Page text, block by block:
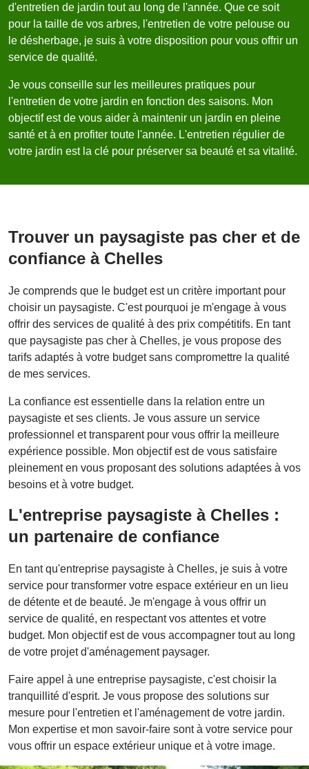
d'entretien de jardin tout au long de l'année. Que ce soit
pour la taille de vos arbres, l'entretien de votre pelouse ou
le désherbage, je suis à votre disposition pour vous offrir un
service de qualité.
Je vous conseille sur les meilleures pratiques pour
l'entretien de votre jardin en fonction des saisons. Mon
objectif est de vous aider à maintenir un jardin en pleine
santé et à en profiter toute l'année. L'entretien régulier de
votre jardin est la clé pour préserver sa beauté et sa vitalité.
Trouver un paysagiste pas cher et de
confiance à Chelles
Je comprends que le budget est un critère important pour
choisir un paysagiste. C'est pourquoi je m'engage à vous
offrir des services de qualité à des prix compétitifs. En tant
que paysagiste pas cher à Chelles, je vous propose des
tarifs adaptés à votre budget sans compromettre la qualité
de mes services.
La confiance est essentielle dans la relation entre un
paysagiste et ses clients. Je vous assure un service
professionnel et transparent pour vous offrir la meilleure
expérience possible. Mon objectif est de vous satisfaire
pleinement en vous proposant des solutions adaptées à vos
besoins et à votre budget.
L'entreprise paysagiste à Chelles :
un partenaire de confiance
En tant qu'entreprise paysagiste à Chelles, je suis à votre
service pour transformer votre espace extérieur en un lieu
de détente et de beauté. Je m'engage à vous offrir un
service de qualité, en respectant vos attentes et votre
budget. Mon objectif est de vous accompagner tout au long
de votre projet d'aménagement paysager.
Faire appel à une entreprise paysagiste, c'est choisir la
tranquillité d'esprit. Je vous propose des solutions sur
mesure pour l'entretien et l'aménagement de votre jardin.
Mon expertise et mon savoir-faire sont à votre service pour
vous offrir un espace extérieur unique et à votre image.